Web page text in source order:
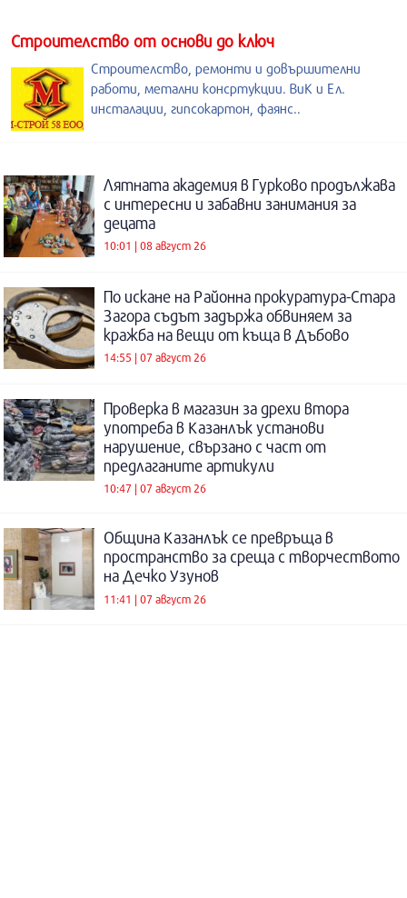
Строителство от основи до ключ
Строителство, ремонти и довършителни
работи, метални консртукции. ВиК и Ел.
инсталации, гипсокартон, фаянс..
Лятната академия в Гурково продължава
с интересни и забавни занимания за
децата
10:01 | 08 август 26
По искане на Районна прокуратура-Стара
Загора съдът задържа обвиняем за
кражба на вещи от къща в Дъбово
14:55 | 07 август 26
Проверка в магазин за дрехи втора
употреба в Казанлък установи
нарушение, свързано с част от
предлаганите артикули
10:47 | 07 август 26
Община Казанлък се превръща в
пространство за среща с творчеството
на Дечко Узунов
11:41 | 07 август 26